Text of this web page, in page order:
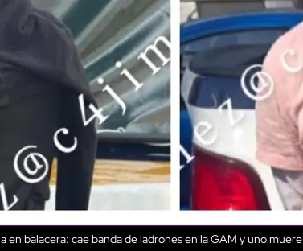
en balacera: cae banda de ladrones en la GAM y uno muere